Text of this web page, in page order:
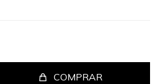
COMPRAR